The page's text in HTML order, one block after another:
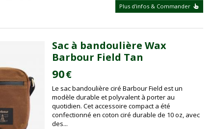
Plus d'infos & Commander
Sac à bandoulière Wax
Barbour Field Tan
90€
Le sac bandoulière ciré Barbour Field est un
modèle durable et polyvalent à porter au
quotidien. Cet accessoire compact a été
confectionné en coton ciré durable de 10 oz, avec
des...